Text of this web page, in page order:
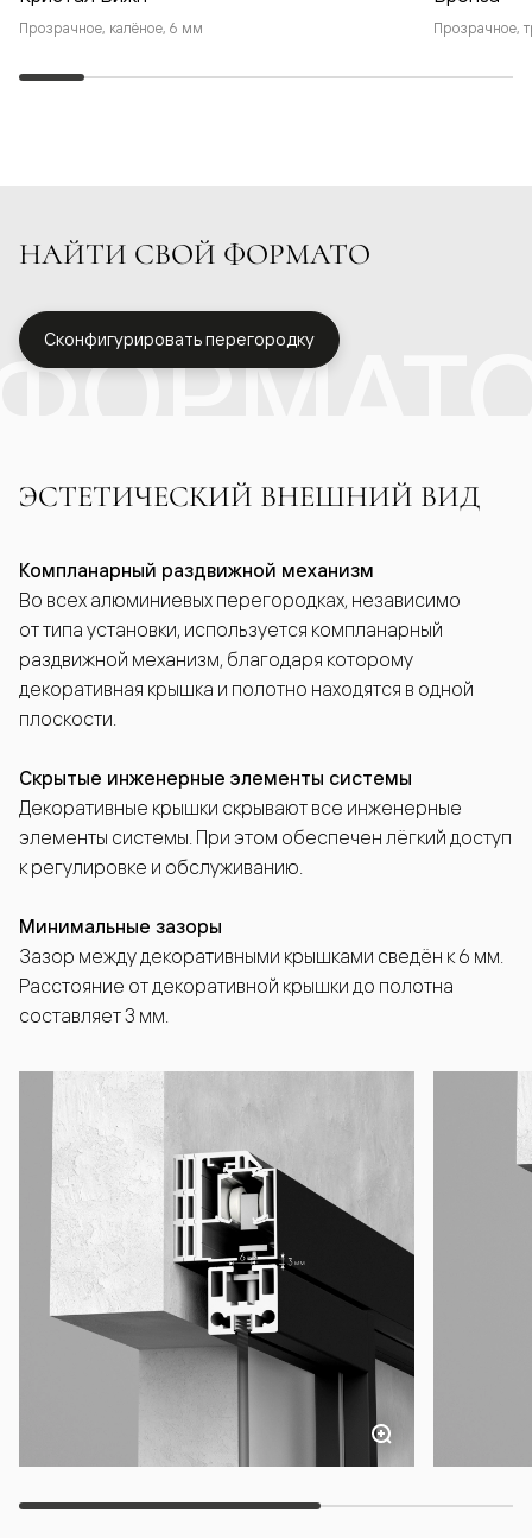
Прозрачное, калёное, 6 мм Прозрачное,
НАЙТИ СВОЙ ФОРМАТО
Сконфигурировать перегородку
ЭСТЕТИЧЕСКИЙ ВНЕШНИЙ ВИД
Компланарный раздвижной механизм
Во всех алюминиевых перегородках, независимо
от типа установки, используется компланарный
раздвижной механизм, благодаря которому
декоративная крышка и полотно находятся в одной
плоскости.
Скрытые инженерные элементы системы
Декоративные крышки скрывают все инженерные
элементы системы. При этом обеспечен лёгкий доступ
к регулировке и обслуживанию.
Минимальные зазоры
Зазор между декоративными крышками сведён к 6 мм.
Расстояние от декоративной крышки до полотна
составляет 3 мм.